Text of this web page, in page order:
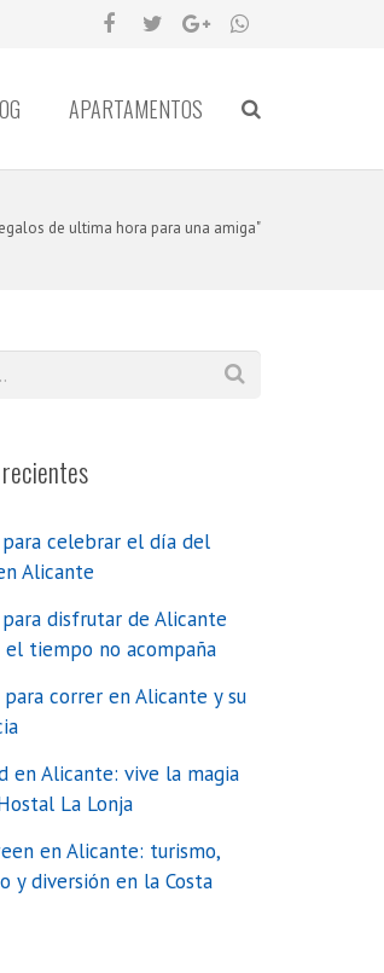
APARTAMENTOS
de ultima hora para una amiga"
para celebrar el día del
Alicante
disfrutar de Alicante
el tiempo no acompaña
correr en Alicante y su
en Alicante: vive la magia
La Lonja
en Alicante: turismo,
y diversión en la Costa